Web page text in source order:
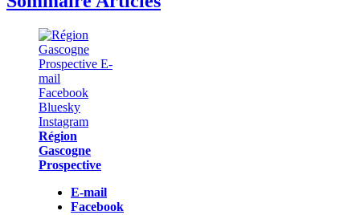
Région
Gascogne
Prospective
E-mail
Facebook